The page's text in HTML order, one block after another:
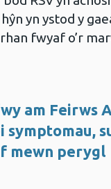
yn ystod y
fwyaf o’r
am Feirws
symptomau,
mewn perygl